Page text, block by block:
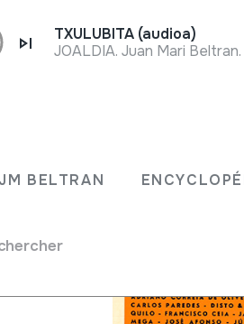
BELTRAN
TXULUBITA (audioa)
JOALDIA. Juan Mari